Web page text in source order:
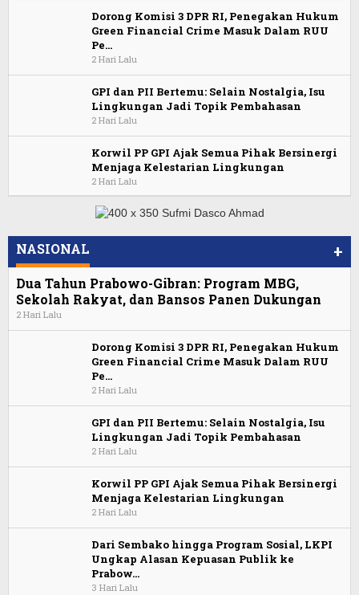
Dorong Komisi 3 DPR RI, Penegakan Hukum
Green Financial Crime Masuk Dalam RUU
Pe…
2 Hari Lalu
GPI dan PII Bertemu: Selain Nostalgia, Isu
Lingkungan Jadi Topik Pembahasan
2 Hari Lalu
Korwil PP GPI Ajak Semua Pihak Bersinergi
Menjaga Kelestarian Lingkungan
2 Hari Lalu
NASIONAL +
Dua Tahun Prabowo-Gibran: Program MBG,
Sekolah Rakyat, dan Bansos Panen Dukungan
2 Hari Lalu
Dorong Komisi 3 DPR RI, Penegakan Hukum
Green Financial Crime Masuk Dalam RUU
Pe…
2 Hari Lalu
GPI dan PII Bertemu: Selain Nostalgia, Isu
Lingkungan Jadi Topik Pembahasan
2 Hari Lalu
Korwil PP GPI Ajak Semua Pihak Bersinergi
Menjaga Kelestarian Lingkungan
2 Hari Lalu
Dari Sembako hingga Program Sosial, LKPI
Ungkap Alasan Kepuasan Publik ke
Prabow…
3 Hari Lalu